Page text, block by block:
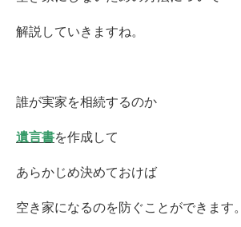
解説していきますね。
誰が実家を相続するのか
遺言書を作成して
あらかじめ決めておけば
空き家になるのを防ぐことができます。